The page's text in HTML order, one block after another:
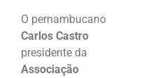
O pernambucano
Carlos Castro
presidente da
Associação